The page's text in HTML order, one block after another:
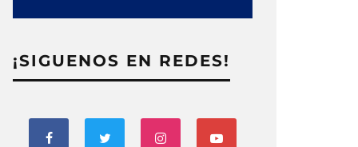
¡SIGUENOS EN REDES!